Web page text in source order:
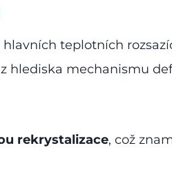
teplotních
hlediska mechanismu
rekrystalizace, což